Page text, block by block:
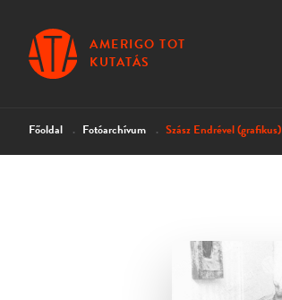
AMERIGO TOT
KUTATÁS
Főoldal Fotóarchívum Szász Endrével (grafikus)